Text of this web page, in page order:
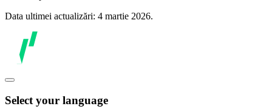
Data ultimei actualizări: 4 martie 2026.
Select your language